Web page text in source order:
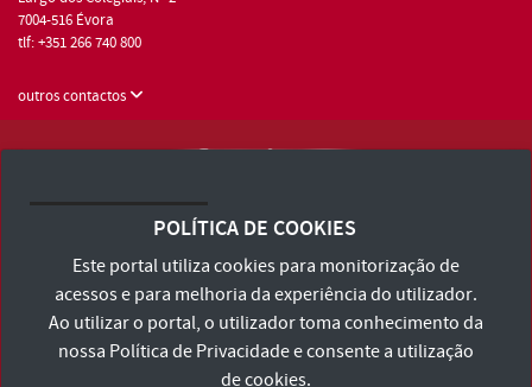
7004-516 Évora
tlf: +351 266 740 800
outros contactos
Consulte os Termos e Condições e Política de Privacidade
Declaração de Acessibilidade
POLÍTICA DE COOKIES
Este portal utiliza cookies para monitorização de
acessos e para melhoria da experiência do utilizador.
Ao utilizar o portal, o utilizador toma conhecimento da
nossa Política de Privacidadee consente a utilização
de cookies.